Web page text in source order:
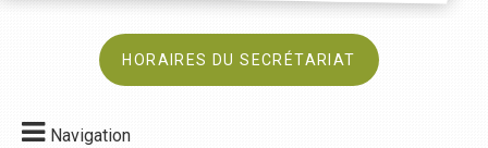
HORAIRES DU SECRÉTARIAT
Navigation